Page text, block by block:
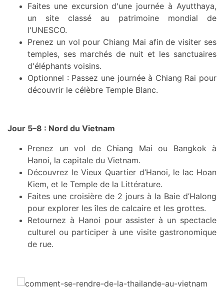
Faites une excursion d'une journée à Ayutthaya,
un site classé au patrimoine mondial de
l'UNESCO.
Prenez un vol pour Chiang Mai afin de visiter ses
temples, ses marchés de nuit et les sanctuaires
d'éléphants voisins.
Optionnel : Passez une journée à Chiang Rai pour
découvrir le célèbre Temple Blanc.
Jour 5–8 : Nord du Vietnam
Prenez un vol de Chiang Mai ou Bangkok à
Hanoi, la capitale du Vietnam.
Découvrez le Vieux Quartier d’Hanoi, le lac Hoan
Kiem, et le Temple de la Littérature.
Faites une croisière de 2 jours à la Baie d’Halong
pour explorer les îles de calcaire et les grottes.
Retournez à Hanoi pour assister à un spectacle
culturel ou participer à une visite gastronomique
de rue.